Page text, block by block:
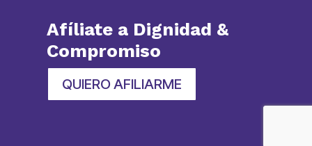
Afíliate a Dignidad &
Compromiso
QUIERO AFILIARME